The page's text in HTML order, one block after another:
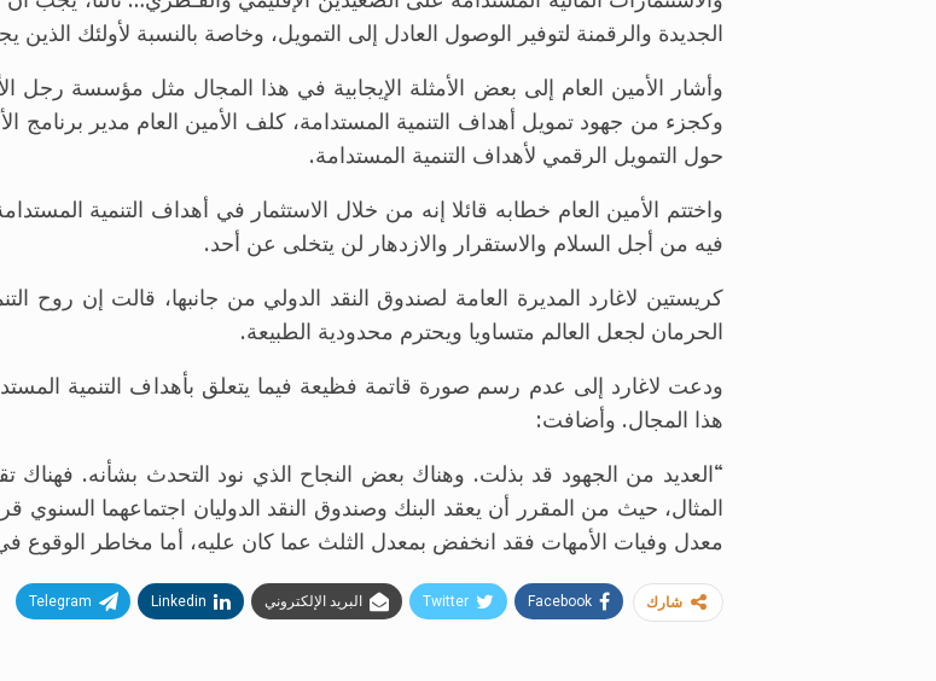
الجديدة والرقمنة لتوفير الوصول العادل إلى التمويل، وخاصة بالنسبة لأولئك
وأشار الأمين العام إلى بعض الأمثلة الإيجابية في هذا المجال مثل مؤسسة رجل
وكجزء من جهود تمويل أهداف التنمية المستدامة، كلف الأمين العام مدير برنامج
حول التمويل الرقمي لأهداف التنمية المستدامة.
واختتم الأمين العام خطابه قائلا إنه من خلال الاستثمار في أهداف التنمية
فيه من أجل السلام والاستقرار والازدهار لن يتخلى عن أحد.
كريستين لاغارد المديرة العامة لصندوق النقد الدولي من جانبها، قالت إن روح
الحرمان لجعل العالم متساويا ويحترم محدودية الطبيعة.
ودعت لاغارد إلى عدم رسم صورة قاتمة فظيعة فيما يتعلق بأهداف التنمية
هذا المجال. وأضافت:
“العديد من الجهود قد بذلت. وهناك بعض النجاح الذي نود التحدث بشأنه. فهناك
المثال، حيث من المقرر أن يعقد البنك وصندوق النقد الدوليان اجتماعهما
معدل وفيات الأمهات فقد انخفض بمعدل الثلث عما كان عليه، أما مخاطر الوقوع
شارك Facebook
Twitter البريد الإلكتروني Linkedin
Telegram